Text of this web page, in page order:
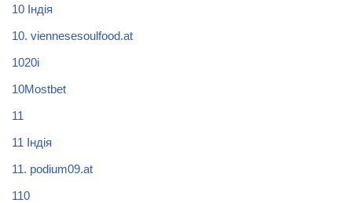
10 Індія
10. viennesesoulfood.at
1020i
10Mostbet
11
11 Індія
11. podium09.at
110